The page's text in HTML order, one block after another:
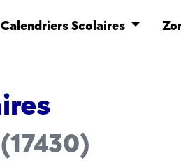
Calendriers Scolaires
(17430)